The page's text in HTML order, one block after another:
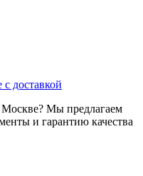
доставкой
Мы предлагаем
и гарантию качества